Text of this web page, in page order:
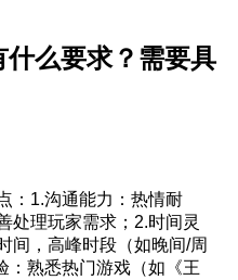
么要求？需要具
：1.沟通能力：热情耐
处理玩家需求；2.时间灵
间，高峰时段（如晚间/周
：熟悉热门游戏（如《王